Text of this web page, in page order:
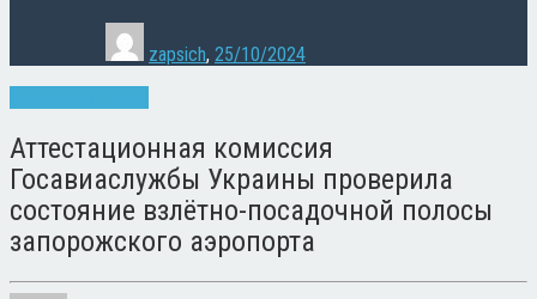
zapsich, 25/10/2024
Аттестационная комиссия
Госавиаслужбы Украины проверила
состояние взлётно-посадочной полосы
запорожского аэропорта